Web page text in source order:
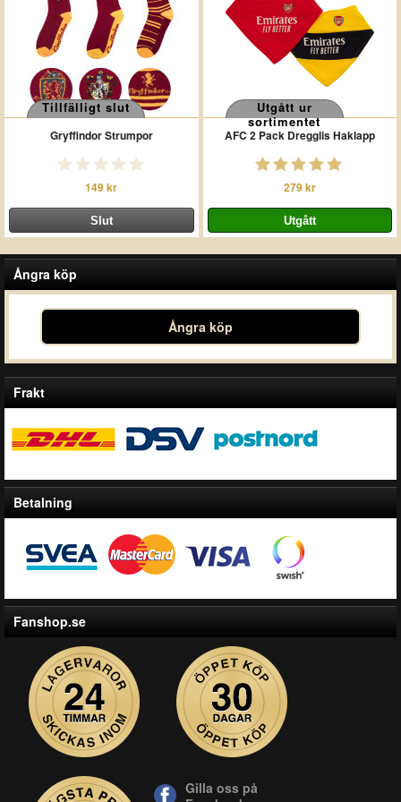
Tillfälligt slut
Gryffindor Strumpor
149 kr
Utgått ur
sortimentet
AFC 2 Pack Dregglis Haklapp
279 kr
Ångra köp
Ångra köp
Frakt
Betalning
Fanshop.se
Gilla oss på